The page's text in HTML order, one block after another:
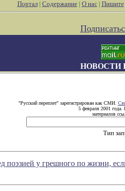
Портал| Содержание| О нас| Пишите
НОВОСТИ
"Русский переплет" зарегистрирован как СМИ.
5 февраля 2001 года.
материалов
Тип
поэзией у грешного по жизни,